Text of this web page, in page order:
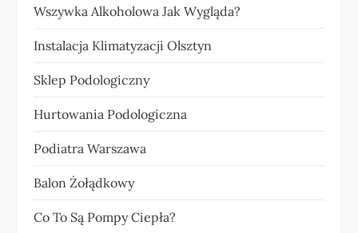
Wszywka Alkoholowa Jak Wygląda?
Instalacja Klimatyzacji Olsztyn
Sklep Podologiczny
Hurtowania Podologiczna
Podiatra Warszawa
Balon Żołądkowy
Co To Są Pompy Ciepła?